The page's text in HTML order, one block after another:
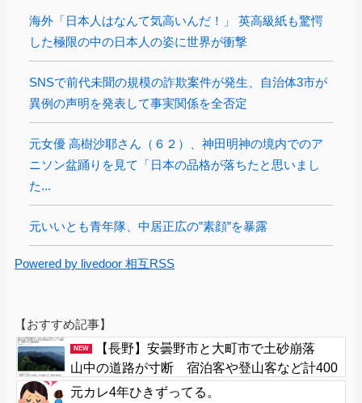
海外「日本人はなんて気高いんだ！」 英高級紙も驚愕
した極限の中の日本人の姿に世界が衝撃
SNSで前代未聞の規模の詐欺案件が発生、自治体3市が
異例の声明を発表して事実関係を全否定
元女優 高樹沙耶さん（６２）、神田明神の境内でのア
ニソン盆踊りを見て「日本の品格が落ちたと思いまし
た...
元いいとも青年隊、中居正広の”素顔”を暴露
Powered by livedoor 相互RSS
【おすすめ記事】
NEW
【長野】安曇野市と大町市で土砂崩落
山中の道路が寸断 宿泊客や登山客など計400
人近くが孤立か 土石流で橋が流されたとの
元カレ4年ひきずってる。